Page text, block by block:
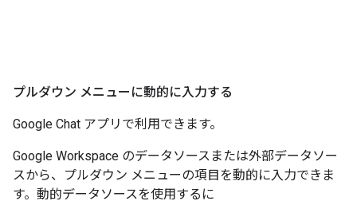
プルダウン メニューに動的に入力する
Google Chat アプリで利用できます。
Google Workspace のデータソースまたは外部データソー
スから、プルダウン メニューの項目を動的に入力できま
す。動的データソースを使用するに